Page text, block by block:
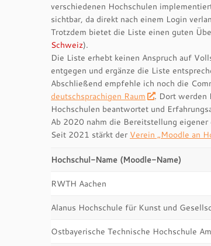
verschiedenen Hochschulen
sichtbar, da direkt nach einem Login
Trotzdem bietet die Liste einen guten
Schweiz).
Die Liste erhebt keinen Anspruch auf
entgegen und ergänze die Liste
Abschließend empfehle ich noch die
deutschsprachigen Raum
. Dort werden
Hochschulen beantwortet und
Ab 2020 nahm die Bereitstellung
Seit 2021 stärkt der Verein „Moodle an
Hochschul-Name (Moodle-Name)
RWTH Aachen
Alanus Hochschule für Kunst und
Ostbayerische Technische Hochschule